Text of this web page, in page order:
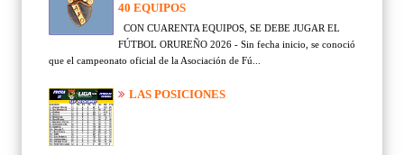
40 EQUIPOS
CON CUARENTA EQUIPOS, SE DEBE JUGAR EL
FÚTBOL ORUREÑO 2026 - Sin fecha inicio, se conoció
que el campeonato oficial de la Asociación de Fú...
LAS POSICIONES